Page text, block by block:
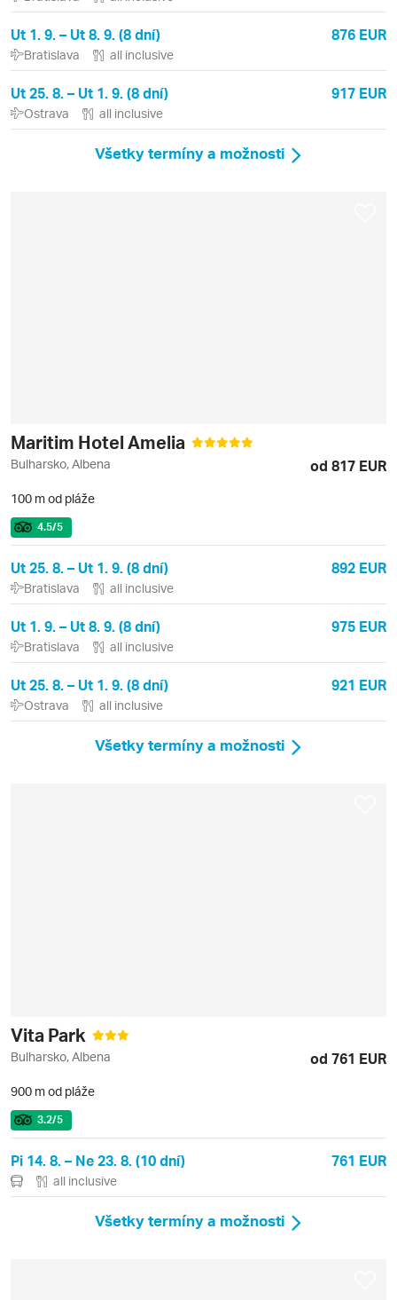
Ut 1. 9. – Ut 8. 9. (8 dní) 876 EUR
Bratislava all inclusive
Ut 25. 8. – Ut 1. 9. (8 dní) 917 EUR
Ostrava all inclusive
Všetky termíny a možnosti
Maritim Hotel Amelia
Bulharsko, Albena od 817 EUR
100 m od pláže
4.5/5
Ut 25. 8. – Ut 1. 9. (8 dní) 892 EUR
Bratislava all inclusive
Ut 1. 9. – Ut 8. 9. (8 dní) 975 EUR
Bratislava all inclusive
Ut 25. 8. – Ut 1. 9. (8 dní) 921 EUR
Ostrava all inclusive
Všetky termíny a možnosti
Vita Park
Bulharsko, Albena od 761 EUR
900 m od pláže
3.2/5
Pi 14. 8. – Ne 23. 8. (10 dní) 761 EUR
all inclusive
Všetky termíny a možnosti